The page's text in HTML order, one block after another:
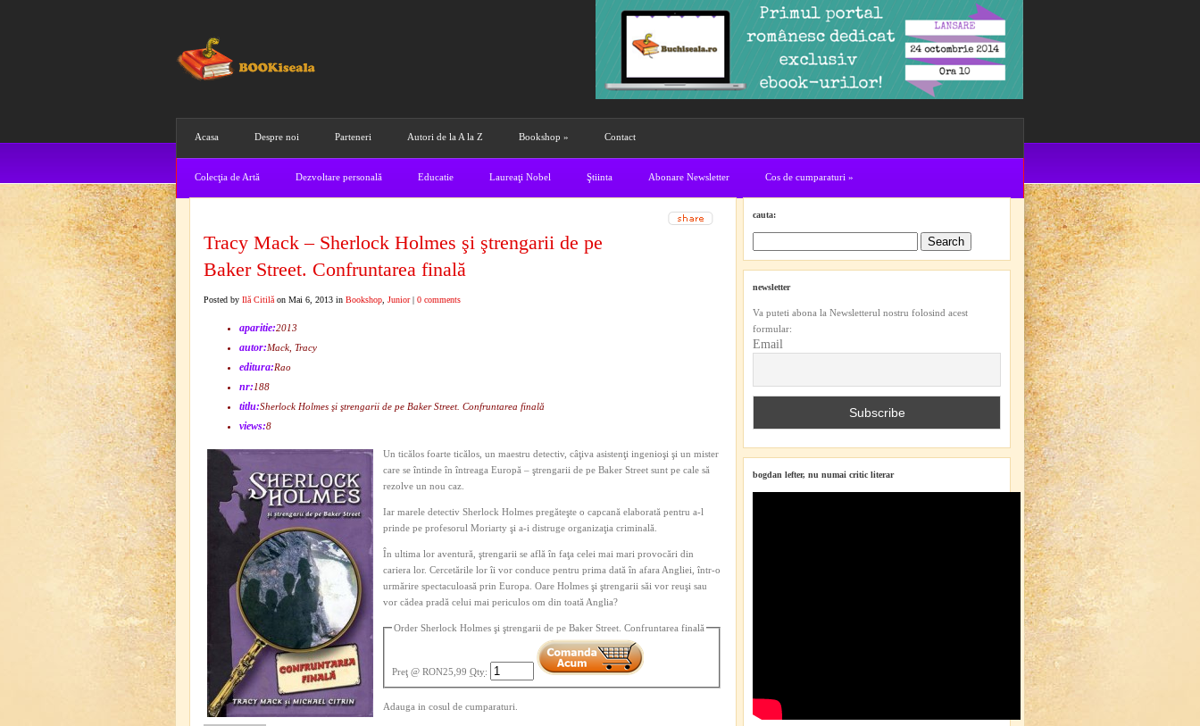
Acasa Despre noi Parteneri Autori de la A la Z Bookshop » Contact
Colecţia de Artă Dezvoltare personală Educatie Laureaţi Nobel Ştiinta Abonare Newsletter Cos de cumparaturi »
Tracy Mack – Sherlock Holmes şi ştrengarii de pe
Baker Street. Confruntarea finală
Posted by Ilă Citilă on Mai 6, 2013 in Bookshop Junior| 0 comments
aparitie:2013
autor:Mack, Tracy
editura:Rao
nr:188
titlu:Sherlock Holmes şi ştrengarii de pe Baker Street. Confruntarea finală
views:8
Un ticălos foarte ticălos, un maestru detectiv, câţiva asistenţi ingenioşi şi un mister
care se întinde în întreaga Europă – ştrengarii de pe Baker Street sunt pe cale să
rezolve un nou caz.
Iar marele detectiv Sherlock Holmes pregăteşte o capcană elaborată pentru a-l
prinde pe profesorul Moriarty şi a-i distruge organizaţia criminală.
În ultima lor aventură, ştrengarii se află în faţa celei mai mari provocări din
cariera lor. Cercetările lor îi vor conduce pentru prima dată în afara Angliei, într-o
urmărire spectaculoasă prin Europa. Oare Holmes şi ştrengarii săi vor reuşi sau
vor cădea pradă celui mai periculos om din toată Anglia?
Order Sherlock Holmes şi ştrengarii de pe Baker Street. Confruntarea finală
Preţ @ RON25,99 Qty:
Adauga in cosul de cumparaturi.
cauta:
newsletter
Va puteti abona la Newsletterul nostru folosind acest
formular:
Email
bogdan lefter, nu numai critic literar